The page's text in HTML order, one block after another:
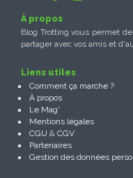
À propos
Blog Trotting vous permet
partager avec vos amis et
Liens utiles
Comment ça marche ?
À propos
Le Mag'
Mentions légales
CGU & CGV
Partenaires
Gestion des données